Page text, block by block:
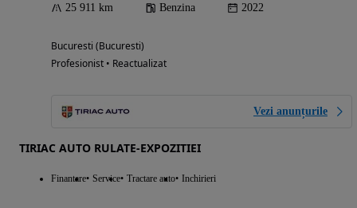
25 911 km Benzina 2022
Bucuresti (Bucuresti)
Profesionist • Reactualizat
Vezi anunțurile
TIRIAC AUTO RULATE-EXPOZITIEI
Finantare Service Tractare auto Inchirieri